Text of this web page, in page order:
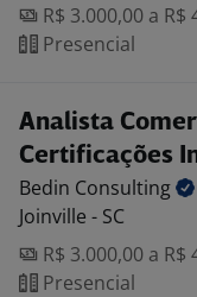
R$ 3.000,00 a R$
Presencial
Analista
Certificações
Bedin Consulting
Joinville - SC
R$ 3.000,00 a R$
Presencial